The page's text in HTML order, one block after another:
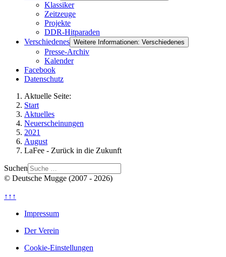
Klassiker
Zeitzeuge
Projekte
DDR-Hitparaden
Verschiedenes Weitere Informationen: Verschiedenes
Presse-Archiv
Kalender
Facebook
Datenschutz
Aktuelle Seite:
Start
Aktuelles
Neuerscheinungen
2021
August
LaFee - Zurück in die Zukunft
Suchen
© Deutsche Mugge (2007 - 2026)
↑↑↑
Impressum
Der Verein
Cookie-Einstellungen